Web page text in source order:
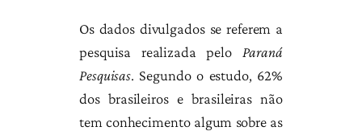
Os dados divulgados se referem a
pesquisa realizada pelo Paraná
Pesquisas. Segundo o estudo, 62%
dos brasileiros e brasileiras não
tem conhecimento algum sobre as